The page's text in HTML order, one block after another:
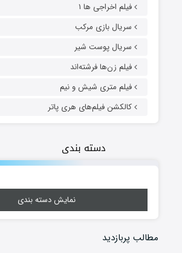
فیلم اخراجی ها ۱
سریال بازی مرکب
سریال پوست شیر
فیلم زن‌ها فرشته‌اند
فیلم متری شیش و نیم
کالکشن فیلم‌های هری پاتر
دسته بندی
نمایش دسته بندی
مطالب پربازدید